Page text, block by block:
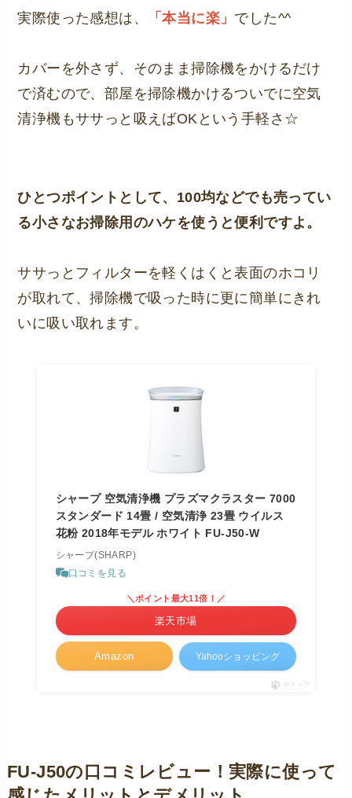
実際使った感想は、 「本当に楽」 でした^^
カバーを外さず、そのまま掃除機をかけるだけ
で済むので、部屋を掃除機かけるついでに空気
清浄機もササっと吸えばOKという手軽さ☆
ひとつポイントとして、100均などでも売ってい
る小さなお掃除用のハケを使うと便利ですよ。
ササっとフィルターを軽くはくと表面のホコリ
が取れて、掃除機で吸った時に更に簡単にきれ
いに吸い取れます。
シャープ 空気清浄機 プラズマクラスター 7000
スタンダード 14畳 / 空気清浄 23畳 ウイルス
花粉 2018年モデル ホワイト FU-J50-W
シャープ(SHARP)
口コミを見る
Amazon
＼ポイント最大11倍！／
楽天市場
Yahooショッピング
ポチップ
FU-J50の口コミレビュー！実際に使って